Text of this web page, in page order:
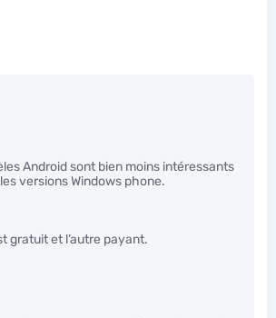
Android sont bien moins intéressants
versions Windows phone.
gratuit et l’autre payant.